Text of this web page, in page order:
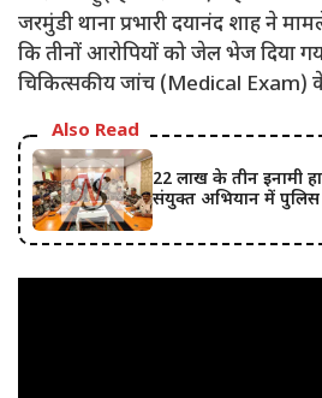
जरमुंडी थाना प्रभारी दयानंद शाह ने
कि तीनों आरोपियों को जेल भेज दिया
चिकित्सकीय जांच (Medical Exam)
Also Read
22 लाख के तीन इनामी
संयुक्त अभियान में